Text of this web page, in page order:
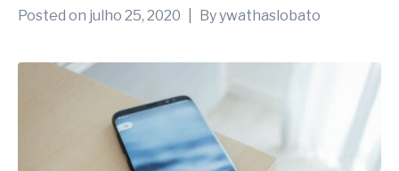
Posted on julho 25, 2020 Byywathaslobato